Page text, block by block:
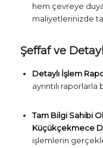
hem çevreye
maliyetlerinizde
Şeffaf ve
Detaylı İşlem
ayrıntılı
Tam Bilgi Sahibi
Küçükçekmece
işlemlerin